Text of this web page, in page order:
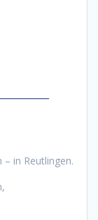
in Reutlingen.